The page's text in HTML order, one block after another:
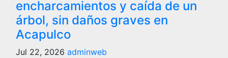
encharcamientos y caída de un
árbol, sin daños graves en
Acapulco
Jul 22, 2026 adminweb